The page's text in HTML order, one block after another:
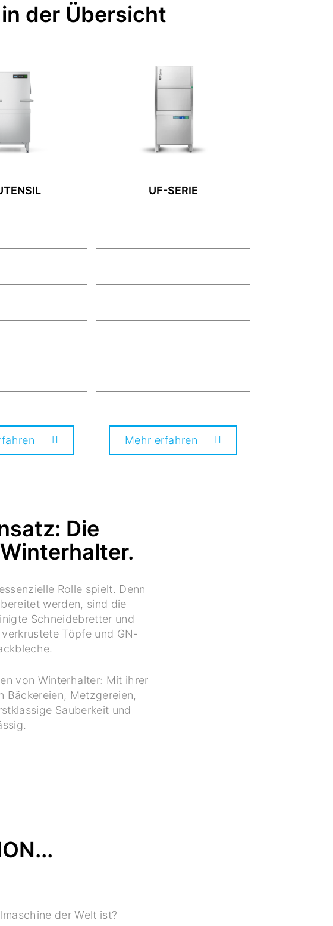
der Übersicht
UF-SERIE
Mehr erfahren
Die
Rolle spielt. Denn
werden, sind die
Schneidebretter und
Töpfe und GN-
von Winterhalter: Mit ihrer
Bäckereien, Metzgereien,
Sauberkeit und
der Welt ist?